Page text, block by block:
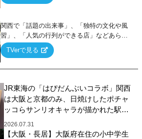
JR東海の「はぴだんぶいコラボ」関西
は大阪と京都のみ、日焼けしたポチャ
ッコらサンリオキャラが描かれた駅弁
やグッズが登場
2026.07.31
【大阪・長居】大阪府在住の小中学生
関西で「話題の出来事」、「独特の文化や風
習」、「人気の行列ができる店」などあらゆ
るテーマについて好き放題にちゃちゃを入れ
ていく関西色を前面に押し出したトークバラ
TVerで見る